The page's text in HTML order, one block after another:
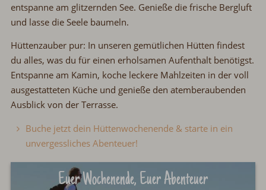
entspanne am glitzernden See. Genieße die frische Bergluft
und lasse die Seele baumeln.
Hüttenzauber pur: In unseren gemütlichen Hüttenfindest
du alles, was du für einen erholsamen Aufenthalt benötigst.
Entspanne am Kamin, koche leckere Mahlzeiten in der voll
ausgestatteten Küche und genieße den atemberaubenden
Ausblick von der Terrasse.
Buche jetzt dein Hüttenwochenende & starte in ein
unvergessliches Abenteuer!
Euer Wochenende, Euer Abenteuer